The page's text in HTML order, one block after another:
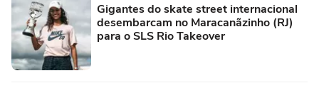
Gigantes do skate street internacional
desembarcam no Maracanãzinho (RJ)
para o SLS Rio Takeover